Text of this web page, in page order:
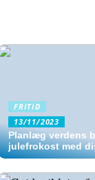
FRITID
13/11/2023
Planlæg verdens
julefrokost med